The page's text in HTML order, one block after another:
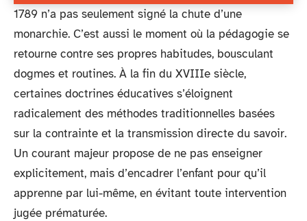
1789 n’a pas seulement signé la chute d’une
monarchie. C’est aussi le moment où la pédagogie se
retourne contre ses propres habitudes, bousculant
dogmes et routines. À la fin du XVIIIe siècle,
certaines doctrines éducatives s’éloignent
radicalement des méthodes traditionnelles basées
sur la contrainte et la transmission directe du savoir.
Un courant majeur propose de ne pas enseigner
explicitement, mais d’encadrer l’enfant pour qu’il
apprenne par lui-même, en évitant toute intervention
jugée prématurée.